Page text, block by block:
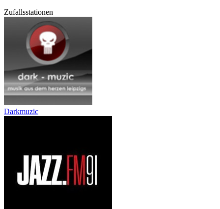
Zufallsstationen
Darkmuzic